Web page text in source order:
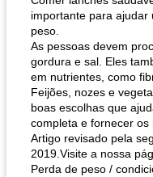
importante para
peso.
As pessoas devem
gordura e sal. Eles
em nutrientes, como
Feijões, nozes e
boas escolhas que
completa e fornecer os
Artigo revisado pela
2019.Visite a nossa
Perda de peso /